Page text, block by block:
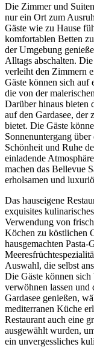
Die Zimmer und
nur ein Ort zum
Gäste wie zu Hause
komfortablen Betten
der Umgebung
Alltags abschalten.
verleiht den Zimmern
Gäste können sich auf
die von der
Darüber hinaus bieten
auf den Gardasee, der
bietet. Die Gäste
Sonnenuntergang
Schönheit und Ruhe
einladende
machen das Bellevue
erholsamen und
Das hauseigene
exquisites
Verwendung von
Köchen zu köstlichen
hausgemachten
Auswahl, die selbst
Die Gäste können sich
verwöhnen lassen und
Gardasee genießen,
mediterranen Küche
Restaurant auch eine
ausgewählt wurden,
ein unvergessliches